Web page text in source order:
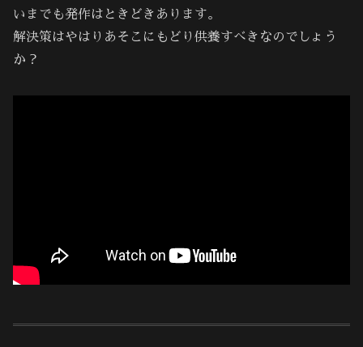
いまでも発作はときどきあります。
解決策はやはりあそこにもどり供養すべきなのでしょう
か？